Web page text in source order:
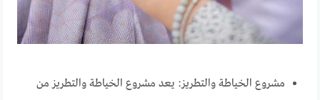
مشروع الخياطة والتطريز: يعد مشروع الخياطة والتطريز من